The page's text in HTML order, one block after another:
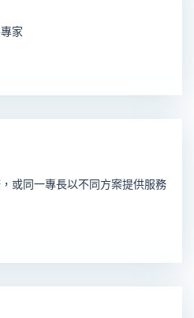
家
或同一專長以不同方案提供服務